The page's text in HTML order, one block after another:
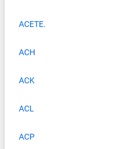
ACETE.
ACH
ACK
ACL
ACP